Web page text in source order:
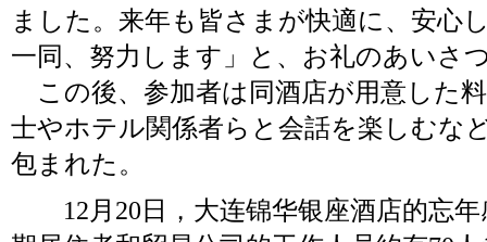
ました。来年も皆さまが快適に、安心
一同、努力します」と、お礼のあいさ
この後、参加者は同酒店が用意した
士やホテル関係者らと会話を楽しむな
包まれた。
12月20日，大连锦华银座酒店的忘年